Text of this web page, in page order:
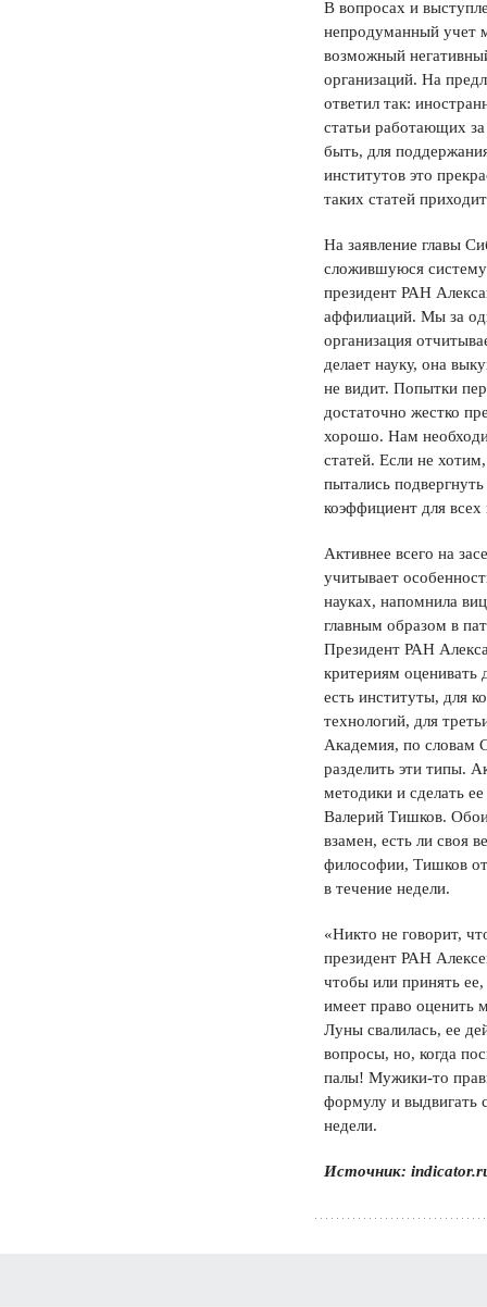
В вопросах и
непродуманный учет
возможный
организаций. На
ответил так:
статьи работающих
быть, для
институтов это
таких статей
На заявление главы
сложившуюся систему
президент РАН
аффилиаций. Мы за
организация
делает науку, она
не видит. Попытки
достаточно жестко
хорошо. Нам
статей. Если не
пытались
коэффициент для
Активнее всего на
учитывает
науках, напомнила
главным образом в
Президент РАН
критериям оценивать
есть институты, для
технологий, для
Академия, по словам
разделить эти типы.
методики и сделать
Валерий Тишков.
взамен, есть ли своя
философии, Тишков
в течение недели.
«Никто не говорит,
президент РАН
чтобы или принять ее,
имеет право оценить
Луны свалилась, ее
вопросы, но, когда
палы! Мужики-то
формулу и выдвигать
недели.
Источник: